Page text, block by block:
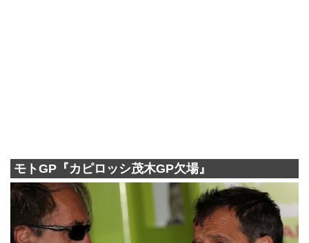
モトGP『カピロッシ茂木GP欠場』